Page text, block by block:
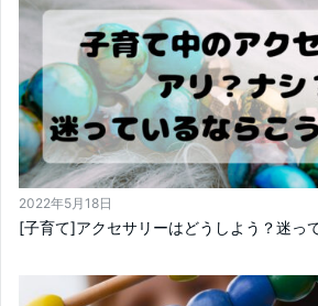
2022年5月18日
[子育て]アクセサリーはどうしよう？迷っ